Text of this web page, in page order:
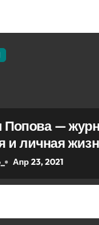
Попова —
и личная
Апр 23, 2021